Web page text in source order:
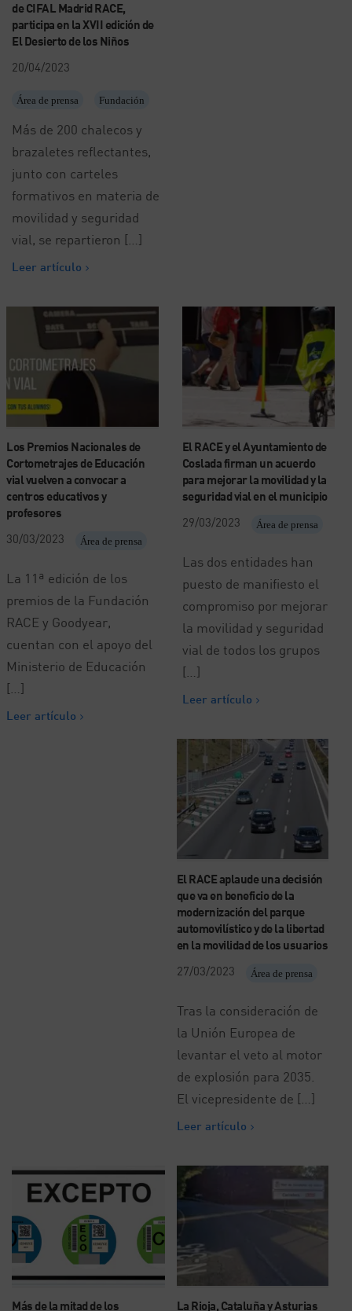
de CIFAL Madrid RACE,
participa en la XVII edición de
El Desierto de los Niños
20/04/2023
Área de prensa Fundación
Más de 200 chalecos y
brazaletes reflectantes,
junto con carteles
formativos en materia de
movilidad y seguridad
vial, se repartieron […]
Leer artículo
Los Premios Nacionales de
Cortometrajes de Educación
vial vuelven a convocar a
centros educativos y
profesores
30/03/2023
Área de prensa
La 11ª edición de los
premios de la Fundación
RACE y Goodyear,
cuentan con el apoyo del
Ministerio de Educación
[…]
Leer artículo
El RACE y el Ayuntamiento de
Coslada firman un acuerdo
para mejorar la movilidad y la
seguridad vial en el municipio
29/03/2023
Área de prensa
Las dos entidades han
puesto de manifiesto el
compromiso por mejorar
la movilidad y seguridad
vial de todos los grupos
[…]
Leer artículo
El RACE aplaude una decisión
que va en beneficio de la
modernización del parque
automovilístico y de la libertad
en la movilidad de los usuarios
27/03/2023
Área de prensa
Tras la consideración de
la Unión Europea de
levantar el veto al motor
de explosión para 2035.
El vicepresidente de […]
Leer artículo
Más de la mitad de los La Rioja, Cataluña y Asturias